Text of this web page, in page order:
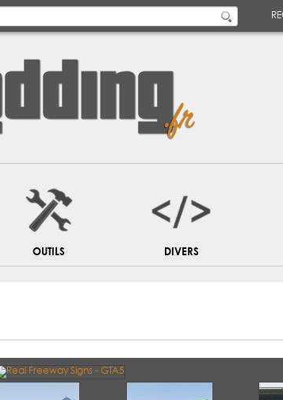
OUTILS DIVERS